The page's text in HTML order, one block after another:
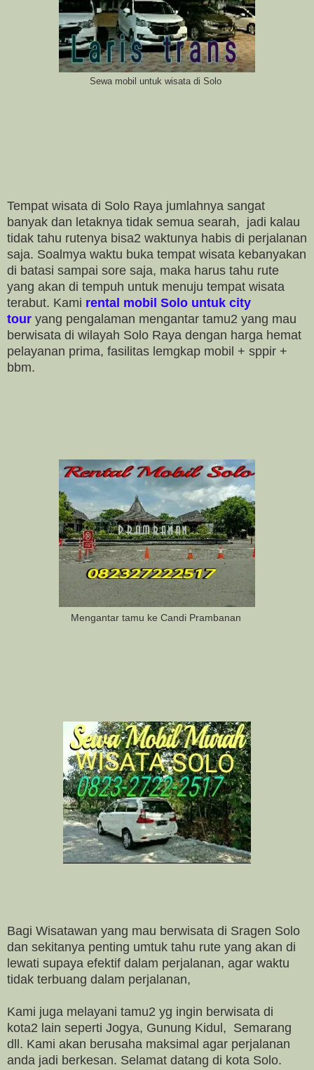
Sewa mobil untuk wisata di Solo
Tempat wisata di Solo Raya jumlahnya sangat
banyak dan letaknya tidak semua searah, jadi kalau
tidak tahu rutenya bisa2 waktunya habis di perjalanan
saja. Soalmya waktu buka tempat wisata kebanyakan
di batasi sampai sore saja, maka harus tahu rute
yang akan di tempuh untuk menuju tempat wisata
terabut. Kami rental mobil Solo untuk city
tour yang pengalaman mengantar tamu2 yang mau
berwisata di wilayah Solo Raya dengan harga hemat
pelayanan prima, fasilitas lemgkap mobil + sppir +
bbm.
Mengantar tamu ke Candi Prambanan
Bagi Wisatawan yang mau berwisata di Sragen Solo
dan sekitanya penting umtuk tahu rute yang akan di
lewati supaya efektif dalam perjalanan, agar waktu
tidak terbuang dalam perjalanan,
Kami juga melayani tamu2 yg ingin berwisata di
kota2 lain seperti Jogya, Gunung Kidul, Semarang
dll. Kami akan berusaha maksimal agar perjalanan
anda jadi berkesan. Selamat datang di kota Solo.